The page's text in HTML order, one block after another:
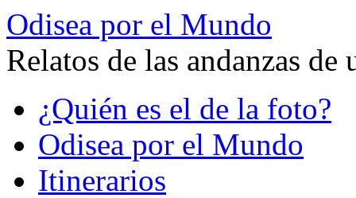
Odisea por el Mundo
Relatos de las andanzas
contenido¿Quién es el de la foto?
Odisea por el Mundo
Itinerarios